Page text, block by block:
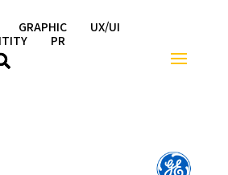
GRAPHIC
UX/UI
PR
이스북